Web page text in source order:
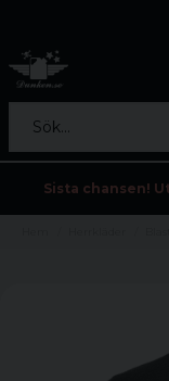
Sök...
Sista chansen!